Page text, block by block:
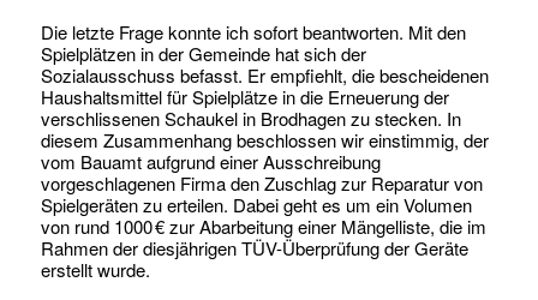
Die letzte Frage konnte ich sofort beantworten. Mit den
Spielplätzen in der Gemeinde hat sich der
Sozialausschuss befasst. Er empfiehlt, die bescheidenen
Haushaltsmittel für Spielplätze in die Erneuerung der
verschlissenen Schaukel in Brodhagen zu stecken. In
diesem Zusammenhang beschlossen wir einstimmig, der
vom Bauamt aufgrund einer Ausschreibung
vorgeschlagenen Firma den Zuschlag zur Reparatur von
Spielgeräten zu erteilen. Dabei geht es um ein Volumen
von rund 1000 € zur Abarbeitung einer Mängelliste, die im
Rahmen der diesjährigen TÜV-Überprüfung der Geräte
erstellt wurde.